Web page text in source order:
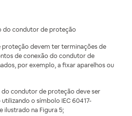
do condutor de proteção
proteção devem ter terminações de
de conexão do condutor de
por exemplo, a fixar aparelhos ou
condutor de proteção deve ser
o símbolo IEC 60417-
ilustrado na Figura 5;